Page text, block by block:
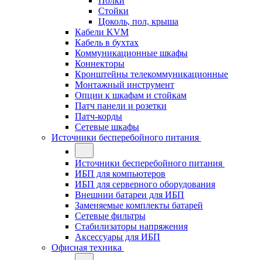
Стойки
Цоколь, пол, крыша
Кабели KVM
Кабель в бухтах
Коммуникационные шкафы
Коннекторы
Кронштейны телекоммуникационные
Монтажный инструмент
Опции к шкафам и стойкам
Патч панели и розетки
Патч-корды
Сетевые шкафы
Источники бесперебойного питания
Источники бесперебойного питания
ИБП для компьютеров
ИБП для серверного оборудования
Внешнии батареи для ИБП
Заменяемые комплекты батарей
Сетевые фильтры
Стабилизаторы напряжения
Аксессуары для ИБП
Офисная техника